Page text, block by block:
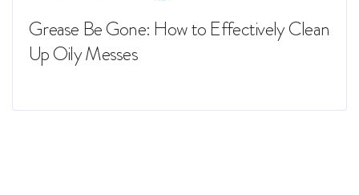
Grease Be Gone: How to Effectively Clean
Up Oily Messes